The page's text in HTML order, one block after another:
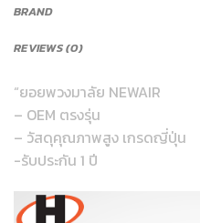
BRAND
REVIEWS (0)
“ยอยพวงมาลัย NEWAIR
– OEM ตรงรุ่น
– วัสดุคุณภาพสูง เกรดญี่ปุ่น
-รับประกัน 1 ปี